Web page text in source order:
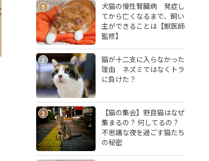
1
犬猫の慢性腎臓病 発症し
てから亡くなるまで、飼い
主ができることは【獣医師
監修】
2
猫が十二支に入らなかった
理由 ネズミではなくトラ
に負けた？
3
【猫の集会】野良猫はなぜ
集まるの？ 何してるの？
不思議な夜を過ごす猫たち
の秘密